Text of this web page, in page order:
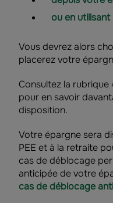
ou en
Vous devrez alors
placerez votre
Consultez la rubrique
pour en savoir
disposition.
Votre épargne sera
PEE et à la retraite
cas de déblocage
anticipée de votre
cas de déblocage